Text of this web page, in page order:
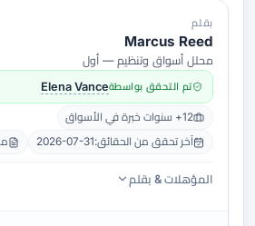
بقلم
Marcus Reed
محلل أسواق وتنظيم — أول
تم التحقق بواسطةElena Vance
12+ سنوات خبرة في الأسواق
آخر تحقق من الحقائق:2026-07-31
المؤهلات & بقلم